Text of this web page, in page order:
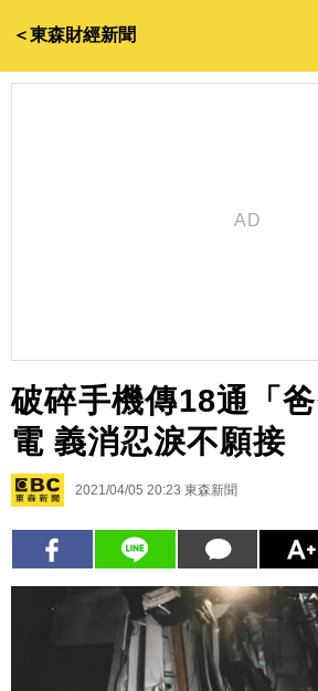
＜東森財經新聞
破碎手機傳18通「
電 義消忍淚不願接
2021/04/05 20:23 東森新聞